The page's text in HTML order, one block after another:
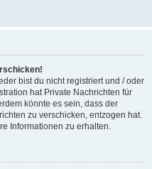
bist du nicht registriert und / oder
hat Private Nachrichten für
könnte es sein, dass der
zu verschicken, entzogen hat.
Informationen zu erhalten.